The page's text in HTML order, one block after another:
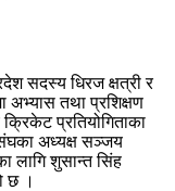
सदस्य धिरज क्षत्री र
अभ्यास तथा प्रशिक्षण
प्रतियोगिताका
अध्यक्ष सञ्जय
लागि शुसान्त सिंह
छ ।